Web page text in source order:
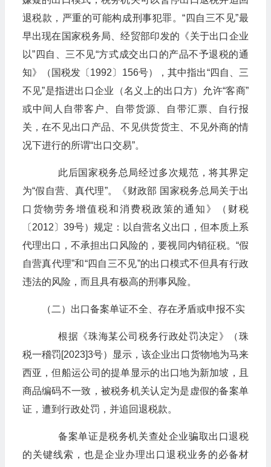
退税款，严重的可能构成刑事犯罪。“四自三不见”最
早出现在国家税务局、经贸部印发的《关于出口企业
以”四自、三不见“方式成交出口的产品不予退税的通
知》（国税发〔1992〕156号），其中指出“四自、三
不见”是指进出口企业（名义上的出口方）允许“客商”
或中间人自带客户、自带货源、自带汇票、自行报
关，在不见出口产品、不见供货货主、不见外商的情
况下进行的所谓“出口交易”。
此后国家税务总局经过多次规范，将其界定
为“假自营、真代理”。《财政部 国家税务总局关于出
口货物劳务增值税和消费税政策的通知》（财税
〔2012〕39号）规定：以自营名义出口，但本质上系
代理出口，不承担出口风险的，要视同内销征税。“假
自营真代理”和“四自三不见”的出口模式不但具有行政
违法的风险，而且具有极高的刑事风险。
（二）出口备案单证不全、存在矛盾或申报不实
根据《珠海某公司税务行政处罚决定》（珠
税一稽罚[2023]3号）显示，该企业出口货物地为马来
西亚，但船运公司的提单显示的出口地为新加坡，且
商品编码不一致，被税务机关认定为是虚假的备案单
证，遭到行政处罚，并追回退税款。
备案单证是税务机关查处企业骗取出口退税
的关键线索，也是企业办理出口退税业务的必备材